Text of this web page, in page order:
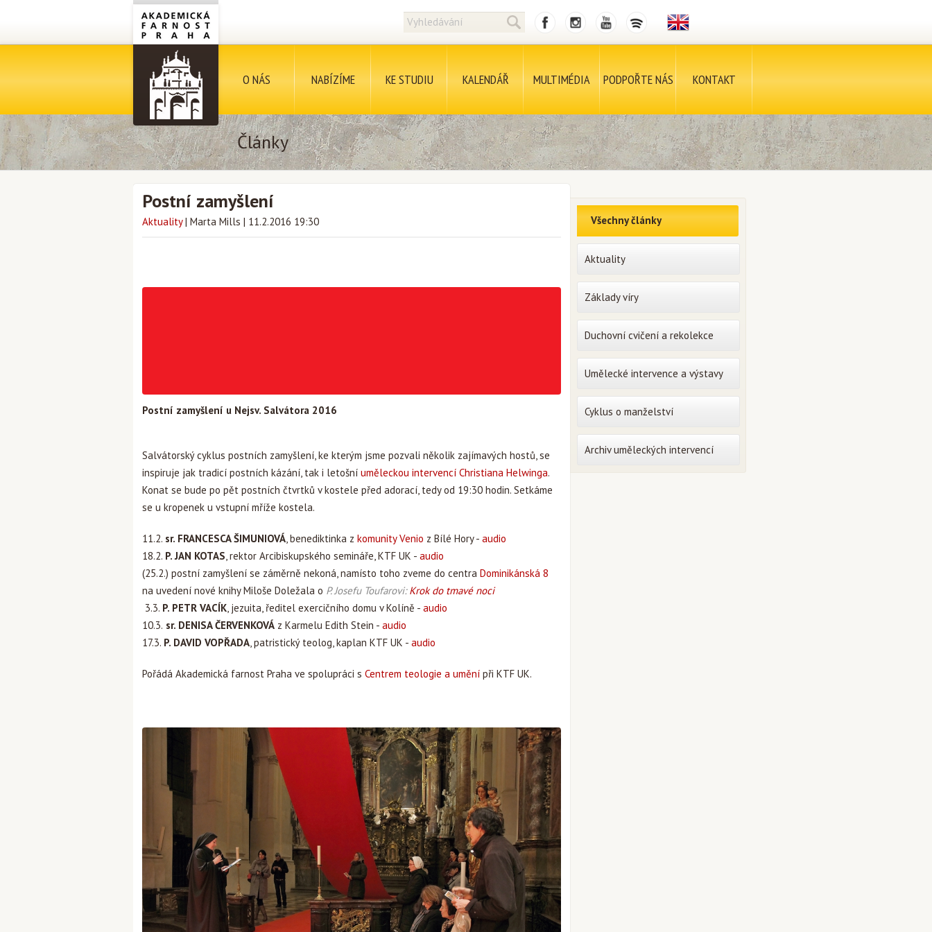
O NÁS NABÍZÍME KE STUDIU KALENDÁŘ MULTIMÉDIA PODPOŘTE NÁS KONTAKT
Články
Postní zamyšlení
Aktuality | Marta Mills | 11.2.2016 19:30
Postní zamyšlení u Nejsv. Salvátora 2016
Salvátorský cyklus postních zamyšlení, ke kterým jsme pozvali několik zajímavých hostů, se
inspiruje jak tradicí postních kázání, tak i letošní uměleckou intervencí Christiana Helwinga.
Konat se bude po pět postních čtvrtků v kostele před adorací, tedy od 19:30 hodin. Setkáme
se u kropenek u vstupní mříže kostela.
11.2. sr. FRANCESCA ŠIMUNIOVÁ, benediktinka z komunity Venio z Bílé Hory - audio
18.2. P. JAN KOTAS, rektor Arcibiskupského semináře, KTF UK - audio
(25.2.) postní zamyšlení se záměrně nekoná, namísto toho zveme do centra Dominikánská 8
na uvedení nové knihy Miloše Doležala o P. Josefu Toufarovi:Krok do tmavé noci
3.3. P. PETR VACÍK, jezuita, ředitel exercičního domu v Kolíně - audio
10.3. sr. DENISA ČERVENKOVÁ z Karmelu Edith Stein - audio
17.3. P. DAVID VOPŘADA, patristický teolog, kaplan KTF UK - audio
Pořádá Akademická farnost Praha ve spolupráci s Centrem teologie a umění při KTF UK.
Všechny články
Aktuality
Základy víry
Duchovní cvičení a rekolekce
Umělecké intervence a výstavy
Cyklus o manželství
Archiv uměleckých intervencí